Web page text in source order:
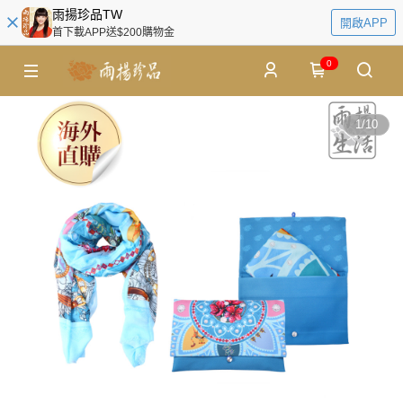
雨揚珍品TW
首下載APP送$200購物金
開啟APP
0
1/10